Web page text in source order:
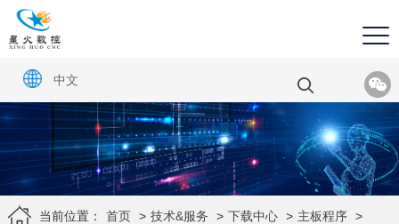
中文
当前位置： 首页 > 技术&服务 > 下载中心 > 主板程序 >